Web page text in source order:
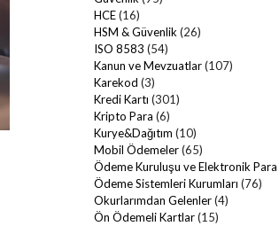
HCE(16)
HSM & Güvenlik (26)
ISO 8583 (54)
Kanun ve Mevzuatlar(107)
Karekod (3)
Kredi Kartı (301)
Kripto Para (6)
Kurye&Dağıtım (10)
Mobil Ödemeler(65)
Ödeme Kuruluşu ve Elektronik Para
Ödeme Sistemleri Kurumları (76)
Okurlarımdan Gelenler(4)
Ön Ödemeli Kartlar(15)